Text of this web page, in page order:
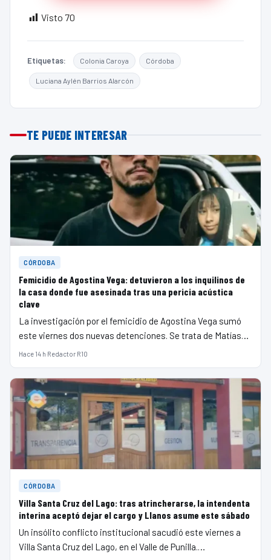
Visto 70
Etiquetas: Colonia Caroya Córdoba
Luciana Aylén Barrios Alarcón
TE PUEDE INTERESAR
CÓRDOBA
Femicidio de Agostina Vega: detuvieron a los inquilinos de
la casa donde fue asesinada tras una pericia acústica
clave
La investigación por el femicidio de Agostina Vega sumó
este viernes dos nuevas detenciones. Se trata de Matías…
Hace 14 h·Redactor R10
CÓRDOBA
Villa Santa Cruz del Lago: tras atrincherarse, la intendenta
interina aceptó dejar el cargo y Llanos asume este sábado
Un insólito conflicto institucional sacudió este viernes a
Villa Santa Cruz del Lago, en el Valle de Punilla.…